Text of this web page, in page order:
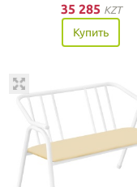
35 285 KZT
Купить